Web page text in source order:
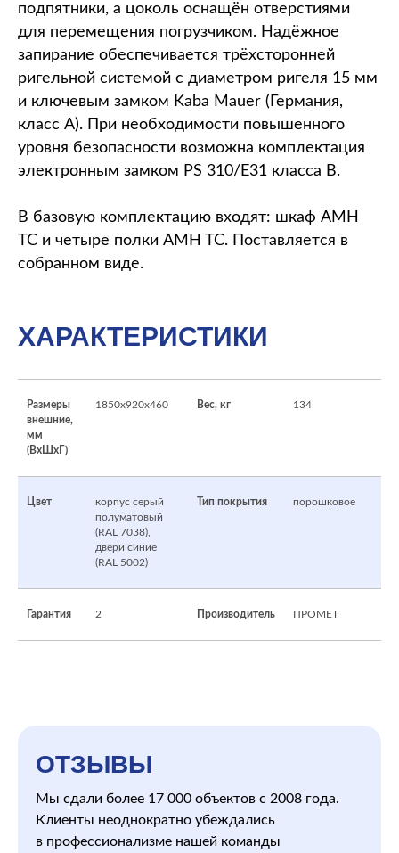
подпятники, а цоколь оснащён отверстиями
для перемещения погрузчиком. Надёжное
запирание обеспечивается трёхсторонней
ригельной системой с диаметром ригеля 15 мм
и ключевым замком Kaba Mauer (Германия,
класс A). При необходимости повышенного
уровня безопасности возможна комплектация
электронным замком PS 310/E31 класса B.
В базовую комплектацию входят: шкаф AMH
TC и четыре полки AMH TC. Поставляется в
собранном виде.
ХАРАКТЕРИСТИКИ
Размеры
внешние,
мм
(ВхШхГ)
1850x920x460 Вес, кг 134
Цвет
корпус серый
полуматовый
(RAL 7038),
двери синие
(RAL 5002)
Тип покрытия порошковое
Гарантия 2 Производитель ПРОМЕТ
ОТЗЫВЫ
Мы сдали более 17 000 объектов с 2008 года.
Клиенты неоднократно убеждались
в профессионализме нашей команды